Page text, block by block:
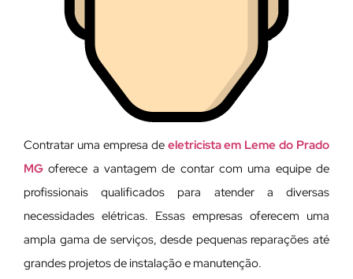
Contratar uma empresa de eletricista em Leme do Prado
MG oferece a vantagem de contar com uma equipe de
profissionais qualificados para atender a diversas
necessidades elétricas. Essas empresas oferecem uma
ampla gama de serviços, desde pequenas reparações até
grandes projetos de instalação e manutenção.